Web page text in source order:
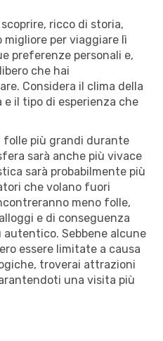
ricco di storia,
per viaggiare lì
preferenze personali e,
che hai
Considera il clima della
il tipo di esperienza che
più grandi durante
sarà anche più vivace
sarà probabilmente più
che volano fuori
meno folle,
e di conseguenza
Sebbene alcune
essere limitate a causa
troverai attrazioni
una visita più